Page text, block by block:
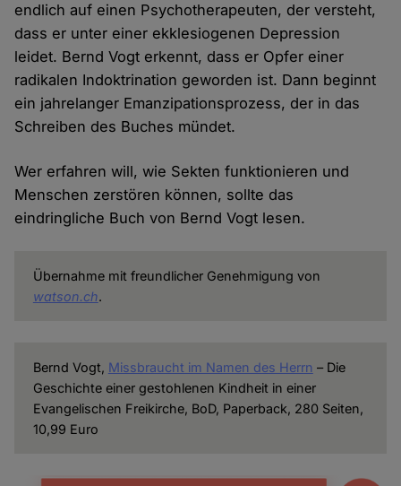
endlich auf einen Psychotherapeuten, der versteht,
dass er unter einer ekklesiogenen Depression
leidet. Bernd Vogt erkennt, dass er Opfer einer
radikalen Indoktrination geworden ist. Dann beginnt
ein jahrelanger Emanzipationsprozess, der in das
Schreiben des Buches mündet.
Wer erfahren will, wie Sekten funktionieren und
Menschen zerstören können, sollte das
eindringliche Buch von Bernd Vogt lesen.
Übernahme mit freundlicher Genehmigung von
watson.ch.
Bernd Vogt, Missbraucht im Namen des Herrn – Die
Geschichte einer gestohlenen Kindheit in einer
Evangelischen Freikirche, BoD, Paperback, 280 Seiten,
10,99 Euro